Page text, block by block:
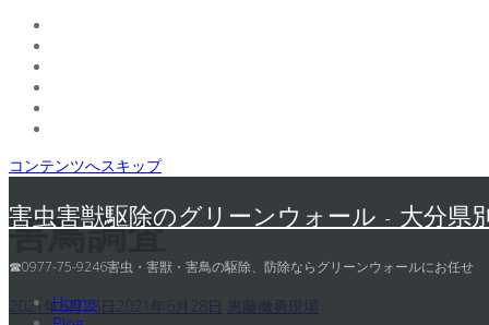
コンテンツへスキップ
害虫害獣駆除のグリーンウォール - 大分県
☎0977-75-9246害虫・害獣・害鳥の駆除、防除ならグリーンウォールにお任せ
Home
害鳥調査
2021年6月28日 2021年6月28日 恵藤徹勇
現場